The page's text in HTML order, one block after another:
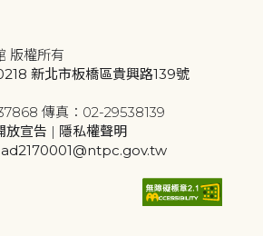
版權所有
新北市板橋區貴興路139號
傳真：02-29538139
放宣告 | 隱私權聲明